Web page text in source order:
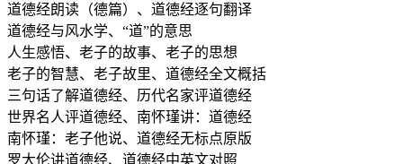
道德经朗读（德篇）、道德经逐句翻译
道德经与风水学、“道”的意思
人生感悟、老子的故事、老子的思想
老子的智慧、老子故里、道德经全文概括
三句话了解道德经、历代名家评道德经
世界名人评道德经、南怀瑾讲：道德经
南怀瑾：老子他说、道德经无标点原版
罗大伦讲道德经、道德经中英文对照